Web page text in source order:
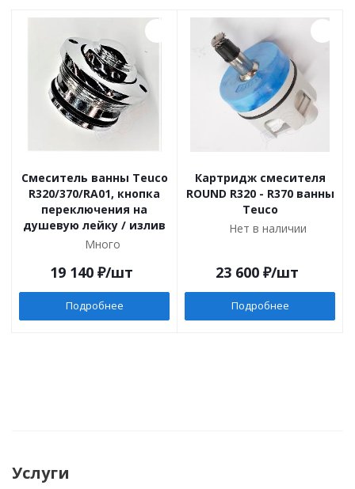
Cмеситель ванны Teuco
R320/370/RA01, кнопка
переключения на
душевую лейку / излив
Много
19 140 ₽/шт
Подробнее
Картридж смесителя
ROUND R320 - R370 ванны
Teuco
Нет в наличии
23 600 ₽/шт
Подробнее
Услуги